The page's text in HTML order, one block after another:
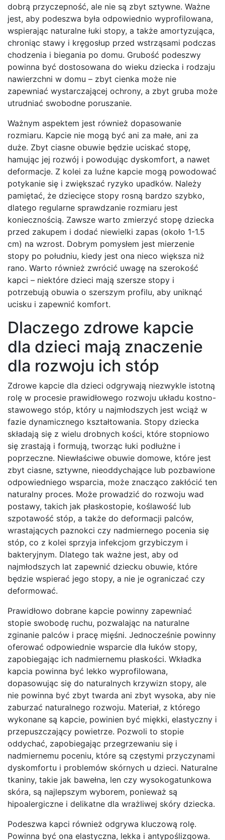
dobrą przyczepność, ale nie są zbyt sztywne. Ważne
jest, aby podeszwa była odpowiednio wyprofilowana,
wspierając naturalne łuki stopy, a także amortyzująca,
chroniąc stawy i kręgosłup przed wstrząsami podczas
chodzenia i biegania po domu. Grubość podeszwy
powinna być dostosowana do wieku dziecka i rodzaju
nawierzchni w domu – zbyt cienka może nie
zapewniać wystarczającej ochrony, a zbyt gruba może
utrudniać swobodne poruszanie.
Ważnym aspektem jest również dopasowanie
rozmiaru. Kapcie nie mogą być ani za małe, ani za
duże. Zbyt ciasne obuwie będzie uciskać stopę,
hamując jej rozwój i powodując dyskomfort, a nawet
deformacje. Z kolei za luźne kapcie mogą powodować
potykanie się i zwiększać ryzyko upadków. Należy
pamiętać, że dziecięce stopy rosną bardzo szybko,
dlatego regularne sprawdzanie rozmiaru jest
koniecznością. Zawsze warto zmierzyć stopę dziecka
przed zakupem i dodać niewielki zapas (około 1-1.5
cm) na wzrost. Dobrym pomysłem jest mierzenie
stopy po południu, kiedy jest ona nieco większa niż
rano. Warto również zwrócić uwagę na szerokość
kapci – niektóre dzieci mają szersze stopy i
potrzebują obuwia o szerszym profilu, aby uniknąć
ucisku i zapewnić komfort.
Dlaczego zdrowe kapcie
dla dzieci mają znaczenie
dla rozwoju ich stóp
Zdrowe kapcie dla dzieci odgrywają niezwykle istotną
rolę w procesie prawidłowego rozwoju układu kostno-
stawowego stóp, który u najmłodszych jest wciąż w
fazie dynamicznego kształtowania. Stopy dziecka
składają się z wielu drobnych kości, które stopniowo
się zrastają i formują, tworząc łuki podłużne i
poprzeczne. Niewłaściwe obuwie domowe, które jest
zbyt ciasne, sztywne, nieoddychające lub pozbawione
odpowiedniego wsparcia, może znacząco zakłócić ten
naturalny proces. Może prowadzić do rozwoju wad
postawy, takich jak płaskostopie, koślawość lub
szpotawość stóp, a także do deformacji palców,
wrastających paznokci czy nadmiernego pocenia się
stóp, co z kolei sprzyja infekcjom grzybiczym i
bakteryjnym. Dlatego tak ważne jest, aby od
najmłodszych lat zapewnić dziecku obuwie, które
będzie wspierać jego stopy, a nie je ograniczać czy
deformować.
Prawidłowo dobrane kapcie powinny zapewniać
stopie swobodę ruchu, pozwalając na naturalne
zginanie palców i pracę mięśni. Jednocześnie powinny
oferować odpowiednie wsparcie dla łuków stopy,
zapobiegając ich nadmiernemu płaskości. Wkładka
kapcia powinna być lekko wyprofilowana,
dopasowując się do naturalnych krzywizn stopy, ale
nie powinna być zbyt twarda ani zbyt wysoka, aby nie
zaburzać naturalnego rozwoju. Materiał, z którego
wykonane są kapcie, powinien być miękki, elastyczny i
przepuszczający powietrze. Pozwoli to stopie
oddychać, zapobiegając przegrzewaniu się i
nadmiernemu poceniu, które są częstymi przyczynami
dyskomfortu i problemów skórnych u dzieci. Naturalne
tkaniny, takie jak bawełna, len czy wysokogatunkowa
skóra, są najlepszym wyborem, ponieważ są
hipoalergiczne i delikatne dla wrażliwej skóry dziecka.
Podeszwa kapci również odgrywa kluczową rolę.
Powinna być ona elastyczna, lekka i antypoślizgowa.